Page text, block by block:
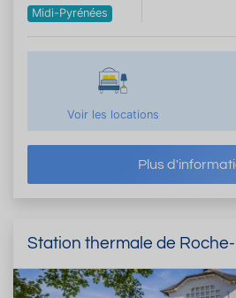
Midi-Pyrénées
Voir les locations
Plus
Station thermale de